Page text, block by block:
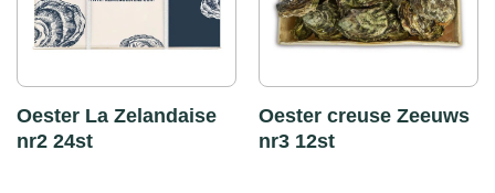
Oester La Zelandaise
nr2 24st
Oester creuse Zeeuws
nr3 12st